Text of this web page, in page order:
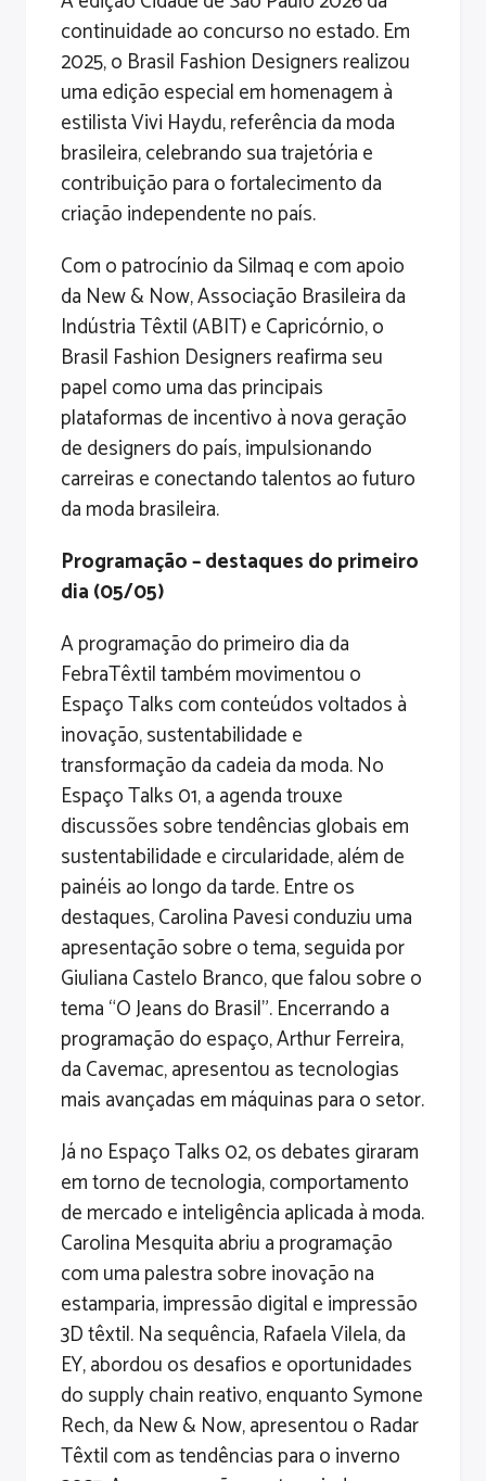
continuidade ao concurso no estado. Em
2025, o Brasil Fashion Designers realizou
uma edição especial em homenagem à
estilista Vivi Haydu, referência da moda
brasileira, celebrando sua trajetória e
contribuição para o fortalecimento da
criação independente no país.
Com o patrocínio da Silmaq e com apoio
da New & Now, Associação Brasileira da
Indústria Têxtil (ABIT) e Capricórnio, o
Brasil Fashion Designers reafirma seu
papel como uma das principais
plataformas de incentivo à nova geração
de designers do país, impulsionando
carreiras e conectando talentos ao futuro
da moda brasileira.
Programação – destaques do primeiro
dia (05/05)
A programação do primeiro dia da
FebraTêxtil também movimentou o
Espaço Talks com conteúdos voltados à
inovação, sustentabilidade e
transformação da cadeia da moda. No
Espaço Talks 01, a agenda trouxe
discussões sobre tendências globais em
sustentabilidade e circularidade, além de
painéis ao longo da tarde. Entre os
destaques, Carolina Pavesi conduziu uma
apresentação sobre o tema, seguida por
Giuliana Castelo Branco, que falou sobre o
tema “O Jeans do Brasil”. Encerrando a
programação do espaço, Arthur Ferreira,
da Cavemac, apresentou as tecnologias
mais avançadas em máquinas para o setor.
Já no Espaço Talks 02, os debates giraram
em torno de tecnologia, comportamento
de mercado e inteligência aplicada à moda.
Carolina Mesquita abriu a programação
com uma palestra sobre inovação na
estamparia, impressão digital e impressão
3D têxtil. Na sequência, Rafaela Vilela, da
EY, abordou os desafios e oportunidades
do supply chain reativo, enquanto Symone
Rech, da New & Now, apresentou o Radar
Têxtil com as tendências para o inverno